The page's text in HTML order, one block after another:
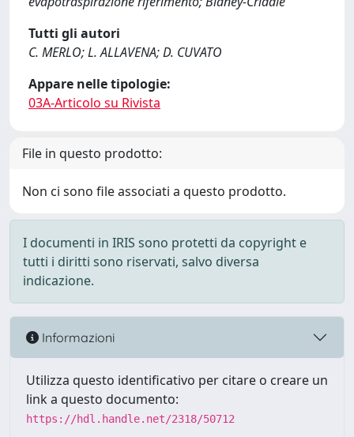
Tutti gli autori
C. MERLO; L. ALLAVENA; D. CUVATO
Appare nelle tipologie:
03A-Articolo su Rivista
File in questo prodotto:
Non ci sono file associati a questo prodotto.
I documenti in IRIS sono protetti da copyright e
tutti i diritti sono riservati, salvo diversa
indicazione.
Informazioni
Utilizza questo identificativo per citare o creare un
link a questo documento:
https://hdl.handle.net/2318/50712